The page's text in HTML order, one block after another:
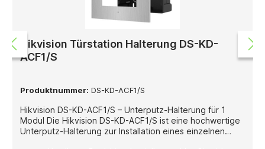
Hikvision Türstation Halterung DS-KD-
ACF1/S
Produktnummer: DS-KD-ACF1/S
Hikvision DS-KD-ACF1/S – Unterputz-Halterung für 1
Modul Die Hikvision DS-KD-ACF1/S ist eine hochwertige
Unterputz-Halterung zur Installation eines einzelnen